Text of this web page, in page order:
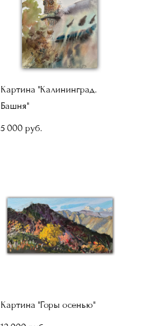
Картина "Калининград.
Башня"
5 000 pуб.
Картина "Горы осенью"